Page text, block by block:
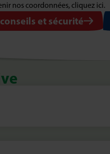
nos coordonnées, cliquez ici.
et sécurité